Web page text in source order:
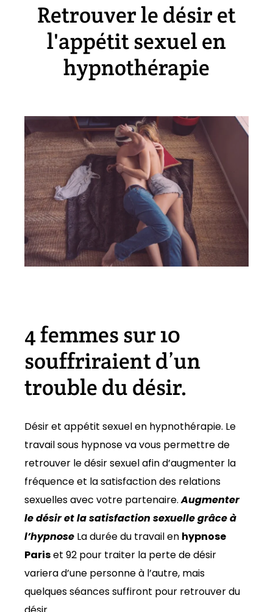
Retrouver le désir et
l'appétit sexuel en
hypnothérapie
4 femmes sur 10
souffriraient d’un
trouble du désir.
Désir et appétit sexuel en hypnothérapie. Le
travail sous hypnose va vous permettre de
retrouver le désir sexuel afin d’augmenter la
fréquence et la satisfaction des relations
sexuelles avec votre partenaire.Augmenter
le désir et la satisfaction sexuelle grâce à
l’hypnose La durée du travail en hypnose
Pariset 92 pour traiter la perte de désir
variera d’une personne à l’autre, mais
quelques séances suffiront pour retrouver du